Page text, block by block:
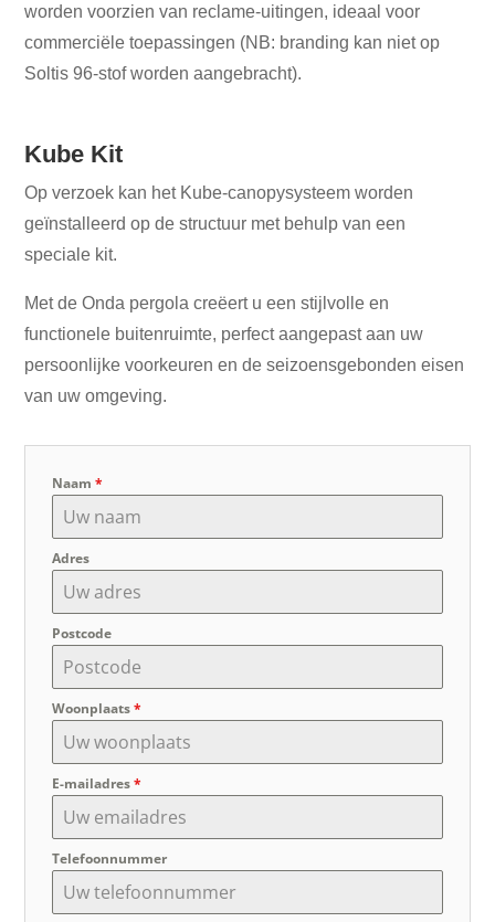
worden voorzien van reclame-uitingen, ideaal voor
commerciële toepassingen (NB: branding kan niet op
Soltis 96-stof worden aangebracht).
Kube Kit
Op verzoek kan het Kube-canopysysteem worden
geïnstalleerd op de structuur met behulp van een
speciale kit.
Met de Onda pergola creëert u een stijlvolle en
functionele buitenruimte, perfect aangepast aan uw
persoonlijke voorkeuren en de seizoensgebonden eisen
van uw omgeving.
Naam*
Adres
Postcode
Woonplaats*
E-mailadres*
Telefoonnummer